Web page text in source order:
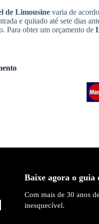
de Limousine varia de
e quitado até sete dias
Para obter um orçamento de
Baixe agora o guia
Com mais de 30 anos
inesquecível.